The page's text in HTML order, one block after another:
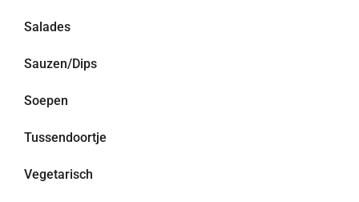
Salades
Sauzen/Dips
Soepen
Tussendoortje
Vegetarisch